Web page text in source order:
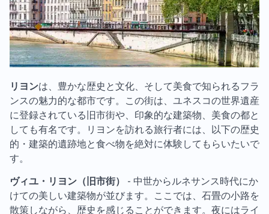
リヨンは、豊かな歴史と文化、そして美食で知られるフラ
ンスの魅力的な都市です。この街は、ユネスコの世界遺産
に登録されている旧市街や、印象的な建築物、美食の都と
しても有名です。リヨンを訪れる旅行者には、以下の歴史
的・建築的遺跡地と食べ物を絶対に体験してもらいたいで
す。
ヴィユ・リヨン（旧市街）
- 中世からルネサンス時代にか
けての美しい建築物が並びます。ここでは、石畳の小路を
散策しながら、歴史を感じることができます。夜にはライ